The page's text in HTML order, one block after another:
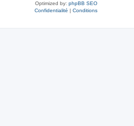
Optimized by: phpBB SEO
Confidentialité | Conditions